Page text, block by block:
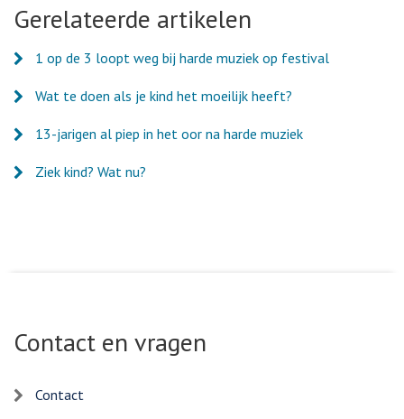
mail
Gerelateerde artikelen
1 op de 3 loopt weg bij harde muziek op festival
Wat te doen als je kind het moeilijk heeft?
13-jarigen al piep in het oor na harde muziek
Ziek kind? Wat nu?
Contact en vragen
Contact